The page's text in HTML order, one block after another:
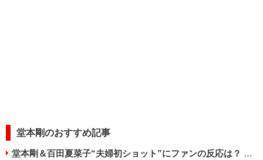
堂本剛のおすすめ記事
堂本剛＆百田夏菜子“夫婦初ショット”にファンの反応は？ マスコミに苦言続出のワケ